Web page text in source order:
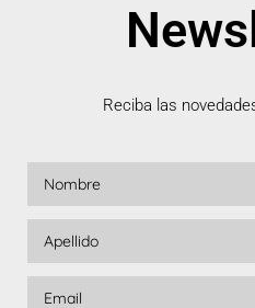
Reciba las